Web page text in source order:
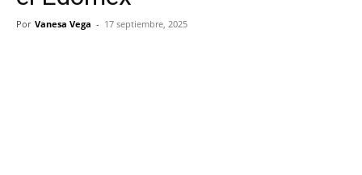
Por Vanesa Vega - 17 septiembre, 2025